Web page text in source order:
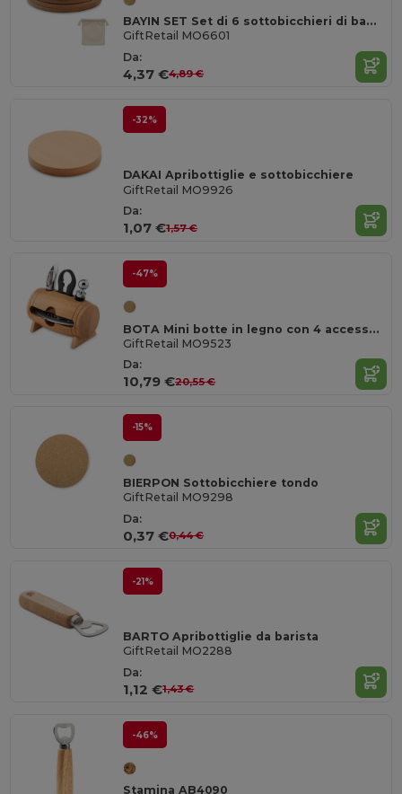
BAYIN SET Set di 6 sottobicchieri di bamboo
GiftRetail MO6601
Da:
4,37 €4,89 €
-32%
DAKAI Apribottiglie e sottobicchiere
GiftRetail MO9926
Da:
1,07 €1,57 €
-47%
BOTA Mini botte in legno con 4 accessori per vino di BOTA
GiftRetail MO9523
Da:
10,79 €20,55 €
-15%
BIERPON Sottobicchiere tondo
GiftRetail MO9298
Da:
0,37 €0,44 €
-21%
BARTO Apribottiglie da barista
GiftRetail MO2288
Da:
1,12 €1,43 €
-46%
Stamina AB4090